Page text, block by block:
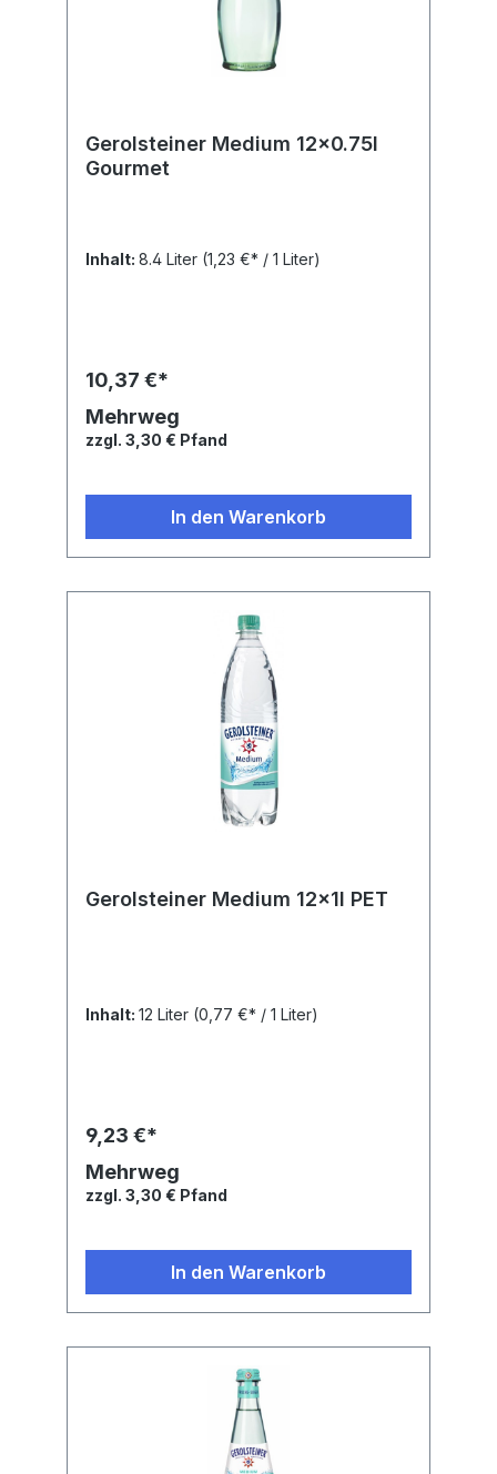
Gerolsteiner Medium 12x0.75l
Gourmet
Inhalt: 8.4 Liter (1,23 €* / 1 Liter)
10,37 €*
Mehrweg
zzgl. 3,30 € Pfand
In den Warenkorb
Gerolsteiner Medium 12x1l PET
Inhalt: 12 Liter (0,77 €* / 1 Liter)
9,23 €*
Mehrweg
zzgl. 3,30 € Pfand
In den Warenkorb